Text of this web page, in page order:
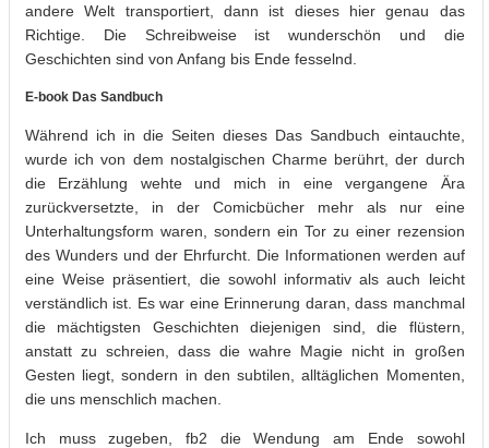
andere Welt transportiert, dann ist dieses hier genau das
Richtige. Die Schreibweise ist wunderschön und die
Geschichten sind von Anfang bis Ende fesselnd.
E-book Das Sandbuch
Während ich in die Seiten dieses Das Sandbuch eintauchte,
wurde ich von dem nostalgischen Charme berührt, der durch
die Erzählung wehte und mich in eine vergangene Ära
zurückversetzte, in der Comicbücher mehr als nur eine
Unterhaltungsform waren, sondern ein Tor zu einer rezension
des Wunders und der Ehrfurcht. Die Informationen werden auf
eine Weise präsentiert, die sowohl informativ als auch leicht
verständlich ist. Es war eine Erinnerung daran, dass manchmal
die mächtigsten Geschichten diejenigen sind, die flüstern,
anstatt zu schreien, dass die wahre Magie nicht in großen
Gesten liegt, sondern in den subtilen, alltäglichen Momenten,
die uns menschlich machen.
Ich muss zugeben, fb2 die Wendung am Ende sowohl